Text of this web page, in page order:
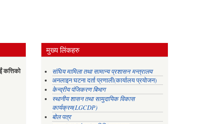
कत्तिको
मुख्य लिंकहरु
संघिय मामिला तथा सामान्य प्रशासन मन्त्रालय
अनलाइन घटना दर्ता प्रणाली(कार्यालय प्रयोजन)
केन्द्रीय पंजिकरण बिभाग
स्थानीय शासन तथा सामुदायिक विकास
कार्यक्रम(LGCDP)
बोल पत्र